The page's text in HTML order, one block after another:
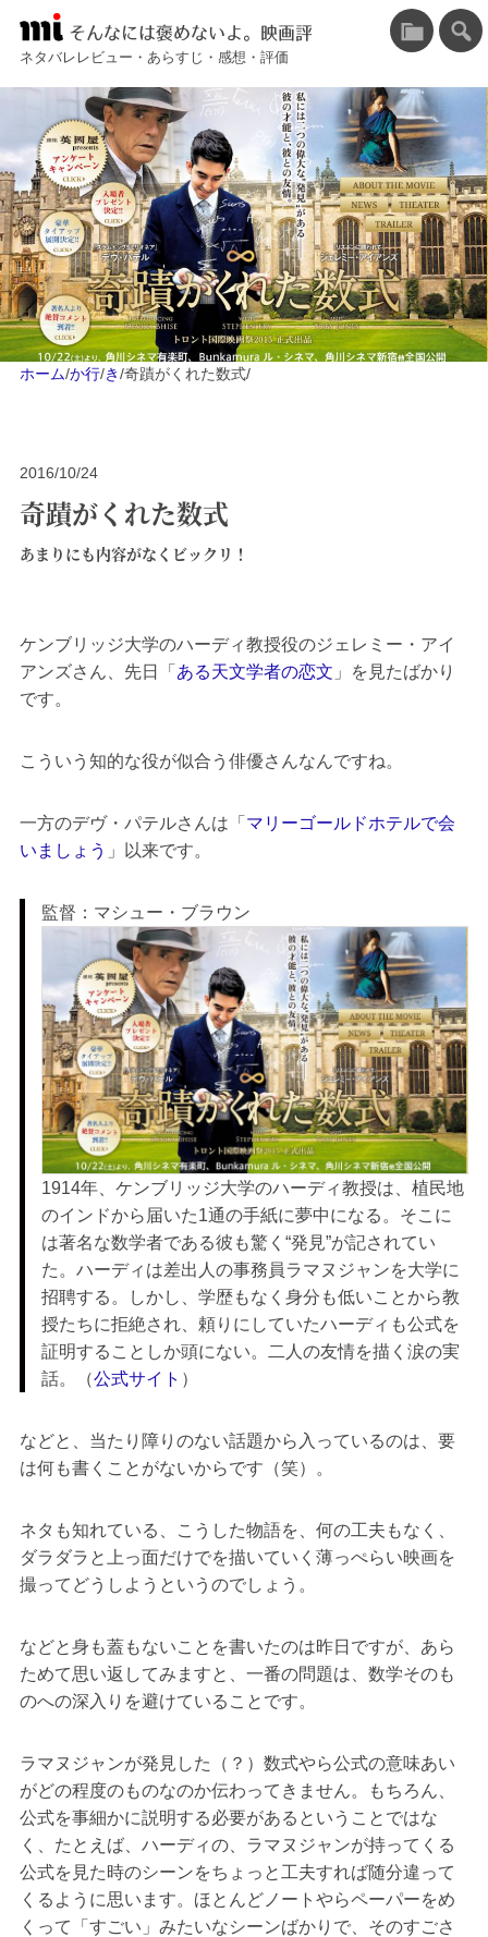
そんなには褒めないよ。映画評
ネタバレレビュー・あらすじ・感想・評価
ホーム/か行/き/奇蹟がくれた数式/
2016/10/24
奇蹟がくれた数式
あまりにも内容がなくビックリ！
ケンブリッジ大学のハーディ教授役のジェレミー・アイ
アンズさん、先日「 ある天文学者の恋文 」を見たばかり
です。
こういう知的な役が似合う俳優さんなんですね。
一方のデヴ・パテルさんは「 マリーゴールドホテルで会
いましょう 」以来です。
監督：マシュー・ブラウン
1914年、ケンブリッジ大学のハーディ教授は、植民地
のインドから届いた1通の手紙に夢中になる。そこに
は著名な数学者である彼も驚く“発見”が記されてい
た。ハーディは差出人の事務員ラマヌジャンを大学に
招聘する。しかし、学歴もなく身分も低いことから教
授たちに拒絶され、頼りにしていたハーディも公式を
証明することしか頭にない。二人の友情を描く涙の実
話。（公式サイト ）
などと、当たり障りのない話題から入っているのは、要
は何も書くことがないからです（笑）。
ネタも知れている、こうした物語を、何の工夫もなく、
ダラダラと上っ面だけでを描いていく薄っぺらい映画を
撮ってどうしようというのでしょう。
などと身も蓋もないことを書いたのは昨日ですが、あら
ためて思い返してみますと、一番の問題は、数学そのも
のへの深入りを避けていることです。
ラマヌジャンが発見した（？）数式やら公式の意味あい
がどの程度のものなのか伝わってきません。もちろん、
公式を事細かに説明する必要があるということではな
く、たとえば、ハーディの、ラマヌジャンが持ってくる
公式を見た時のシーンをちょっと工夫すれば随分違って
くるように思います。ほとんどノートやらペーパーをめ
くって「すごい」みたいなシーンばかりで、そのすごさ